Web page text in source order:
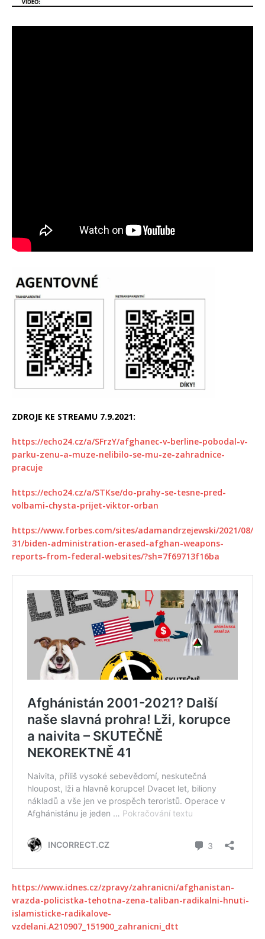
ZDROJE KE STREAMU 7.9.2021:
https://echo24.cz/a/SFrzY/afghanec-v-berline-pobodal-v-
parku-zenu-a-muze-nelibilo-se-mu-ze-zahradnice-
pracuje
https://echo24.cz/a/STKse/do-prahy-se-tesne-pred-
volbami-chysta-prijet-viktor-orban
https://www.forbes.com/sites/adamandrzejewski/2021/08/
31/biden-administration-erased-afghan-weapons-
reports-from-federal-websites/?sh=7f69713f16ba
https://www.idnes.cz/zpravy/zahranicni/afghanistan-
vrazda-policistka-tehotna-zena-taliban-radikalni-hnuti-
islamisticke-radikalove-
vzdelani.A210907_151900_zahranicni_dtt